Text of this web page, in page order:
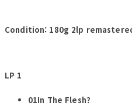
Condition: 180g 2lp
LP 1
01In The Flesh?